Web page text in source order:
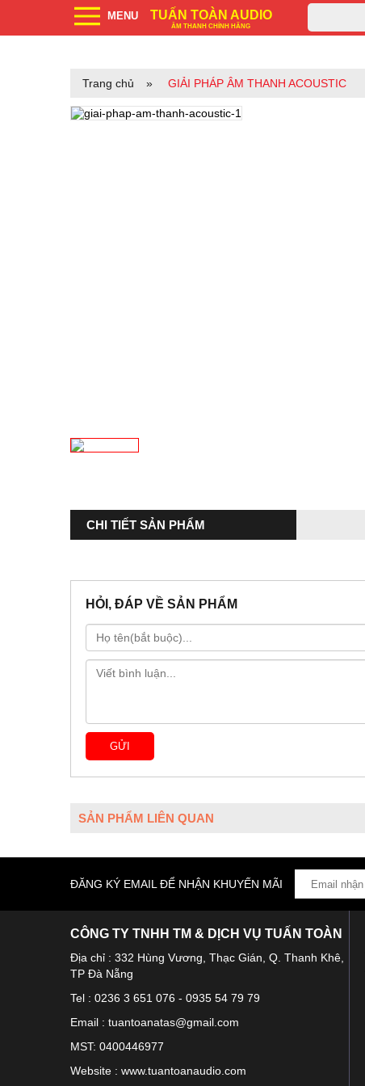
MENU TUẤN TOÀN AUDIO
ÂM THANH CHÍNH HÃNG
Trang chủ » GIẢI PHÁP ÂM THANH ACOUSTIC
CHI TIẾT SẢN PHẨM
HỎI, ĐÁP VỀ SẢN PHẨM
SẢN PHẨM LIÊN QUAN
ĐĂNG KÝ EMAIL ĐỂ NHẬN KHUYẾN MÃI
CÔNG TY TNHH TM & DỊCH VỤ TUẤN TOÀN
Địa chỉ : 332 Hùng Vương, Thạc Gián, Q. Thanh Khê,
TP Đà Nẵng
Tel : 0236 3 651 076 - 0935 54 79 79
Email : tuantoanatas@gmail.com
MST: 0400446977
Website : www.tuantoanaudio.com